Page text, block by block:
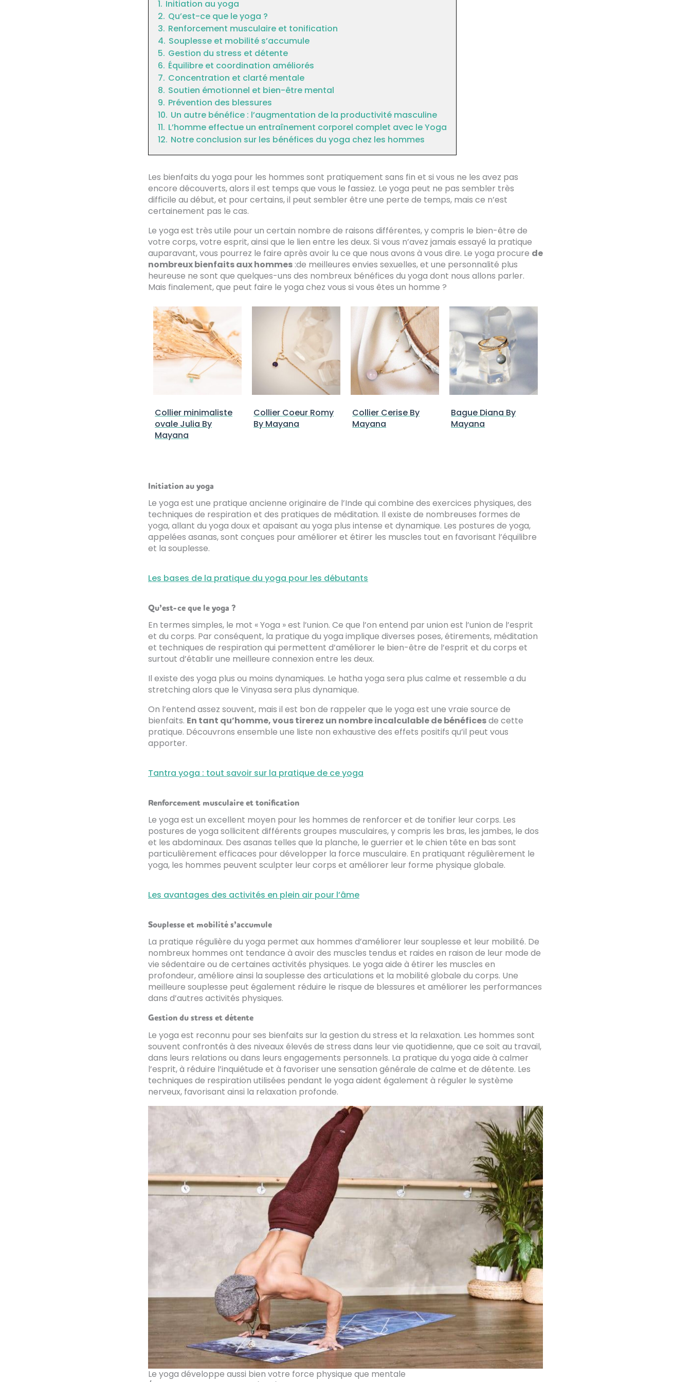
1. Initiation au yoga
2. Qu’est-ce que le yoga ?
3. Renforcement musculaire et tonification
4. Souplesse et mobilité s’accumule
5. Gestion du stress et détente
6. Équilibre et coordination améliorés
7. Concentration et clarté mentale
8. Soutien émotionnel et bien-être mental
9. Prévention des blessures
10. Un autre bénéfice : l’augmentation de la productivité masculine
11. L’homme effectue un entraînement corporel complet avec le Yoga
12. Notre conclusion sur les bénéfices du yoga chez les hommes
Les bienfaits du yoga pour les hommes sont pratiquement sans fin et si vous ne les avez pas
encore découverts, alors il est temps que vous le fassiez. Le yoga peut ne pas sembler très
difficile au début, et pour certains, il peut sembler être une perte de temps, mais ce n’est
certainement pas le cas.
Le yoga est très utile pour un certain nombre de raisons différentes, y compris le bien-être de
votre corps, votre esprit, ainsi que le lien entre les deux. Si vous n’avez jamais essayé la pratique
auparavant, vous pourrez le faire après avoir lu ce que nous avons à vous dire. Le yoga procure de
nombreux bienfaits aux hommes :de meilleures envies sexuelles, et une personnalité plus
heureuse ne sont que quelques-uns des nombreux bénéfices du yoga dont nous allons parler.
Mais finalement, que peut faire le yoga chez vous si vous êtes un homme ?
Collier minimaliste
ovale Julia By
Mayana
Collier Coeur Romy
By Mayana
Collier Cerise By
Mayana
Bague Diana By
Mayana
Initiation au yoga
Le yoga est une pratique ancienne originaire de l’Inde qui combine des exercices physiques, des
techniques de respiration et des pratiques de méditation. Il existe de nombreuses formes de
yoga, allant du yoga doux et apaisant au yoga plus intense et dynamique. Les postures de yoga,
appelées asanas, sont conçues pour améliorer et étirer les muscles tout en favorisant l’équilibre
et la souplesse.
Les bases de la pratique du yoga pour les débutants
Qu’est-ce que le yoga ?
En termes simples, le mot « Yoga » est l’union. Ce que l’on entend par union est l’union de l’esprit
et du corps. Par conséquent, la pratique du yoga implique diverses poses, étirements, méditation
et techniques de respiration qui permettent d’améliorer le bien-être de l’esprit et du corps et
surtout d’établir une meilleure connexion entre les deux.
Il existe des yoga plus ou moins dynamiques. Le hatha yoga sera plus calme et ressemble a du
stretching alors que le Vinyasa sera plus dynamique.
On l’entend assez souvent, mais il est bon de rappeler que le yoga est une vraie source de
bienfaits. En tant qu’homme, vous tirerez un nombre incalculable de bénéficesde cette
pratique. Découvrons ensemble une liste non exhaustive des effets positifs qu’il peut vous
apporter.
Tantra yoga : tout savoir sur la pratique de ce yoga
Renforcement musculaire et tonification
Le yoga est un excellent moyen pour les hommes de renforcer et de tonifier leur corps. Les
postures de yoga sollicitent différents groupes musculaires, y compris les bras, les jambes, le dos
et les abdominaux. Des asanas telles que la planche, le guerrier et le chien tête en bas sont
particulièrement efficaces pour développer la force musculaire. En pratiquant régulièrement le
yoga, les hommes peuvent sculpter leur corps et améliorer leur forme physique globale.
Les avantages des activités en plein air pour l’âme
Souplesse et mobilité s’accumule
La pratique régulière du yoga permet aux hommes d’améliorer leur souplesse et leur mobilité. De
nombreux hommes ont tendance à avoir des muscles tendus et raides en raison de leur mode de
vie sédentaire ou de certaines activités physiques. Le yoga aide à étirer les muscles en
profondeur, améliore ainsi la souplesse des articulations et la mobilité globale du corps. Une
meilleure souplesse peut également réduire le risque de blessures et améliorer les performances
dans d’autres activités physiques.
Gestion du stress et détente
Le yoga est reconnu pour ses bienfaits sur la gestion du stress et la relaxation. Les hommes sont
souvent confrontés à des niveaux élevés de stress dans leur vie quotidienne, que ce soit au travail,
dans leurs relations ou dans leurs engagements personnels. La pratique du yoga aide à calmer
l’esprit, à réduire l’inquiétude et à favoriser une sensation générale de calme et de détente. Les
techniques de respiration utilisées pendant le yoga aident également à réguler le système
nerveux, favorisant ainsi la relaxation profonde.
Le yoga développe aussi bien votre force physique que mentale